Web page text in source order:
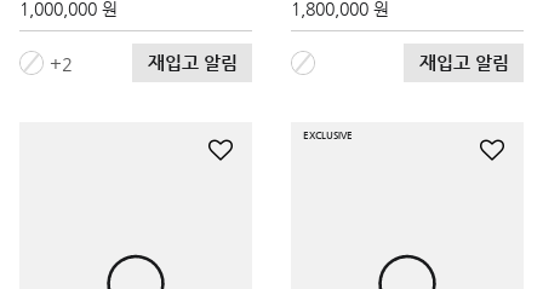
1,000,000 원
2 재입고 알림
1,800,000 원
재입고 알림
EXCLUSIVE